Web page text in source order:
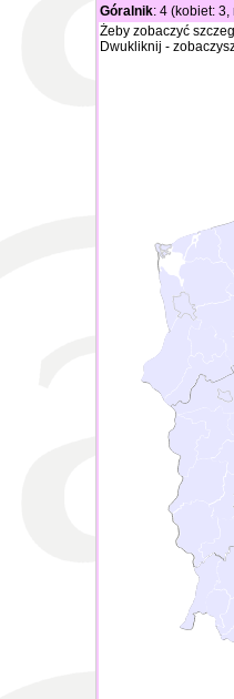
Góralnik: 4 (kobiet:
Żeby zobaczyć
Dwukliknij -